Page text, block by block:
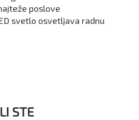
poslove
svetlo osvetljava radnu
STE